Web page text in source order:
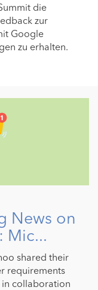
die
zur
Google
zu erhalten.
News on
Mic...
shared their
requirements
collaboration